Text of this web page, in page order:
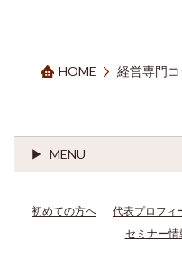
HOME 経営専門コ
MENU
初めての方へ 代表プロフィ
セミナー情